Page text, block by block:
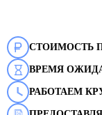
СТОИМОСТЬ
ВРЕМЯ
РАБОТАЕМ